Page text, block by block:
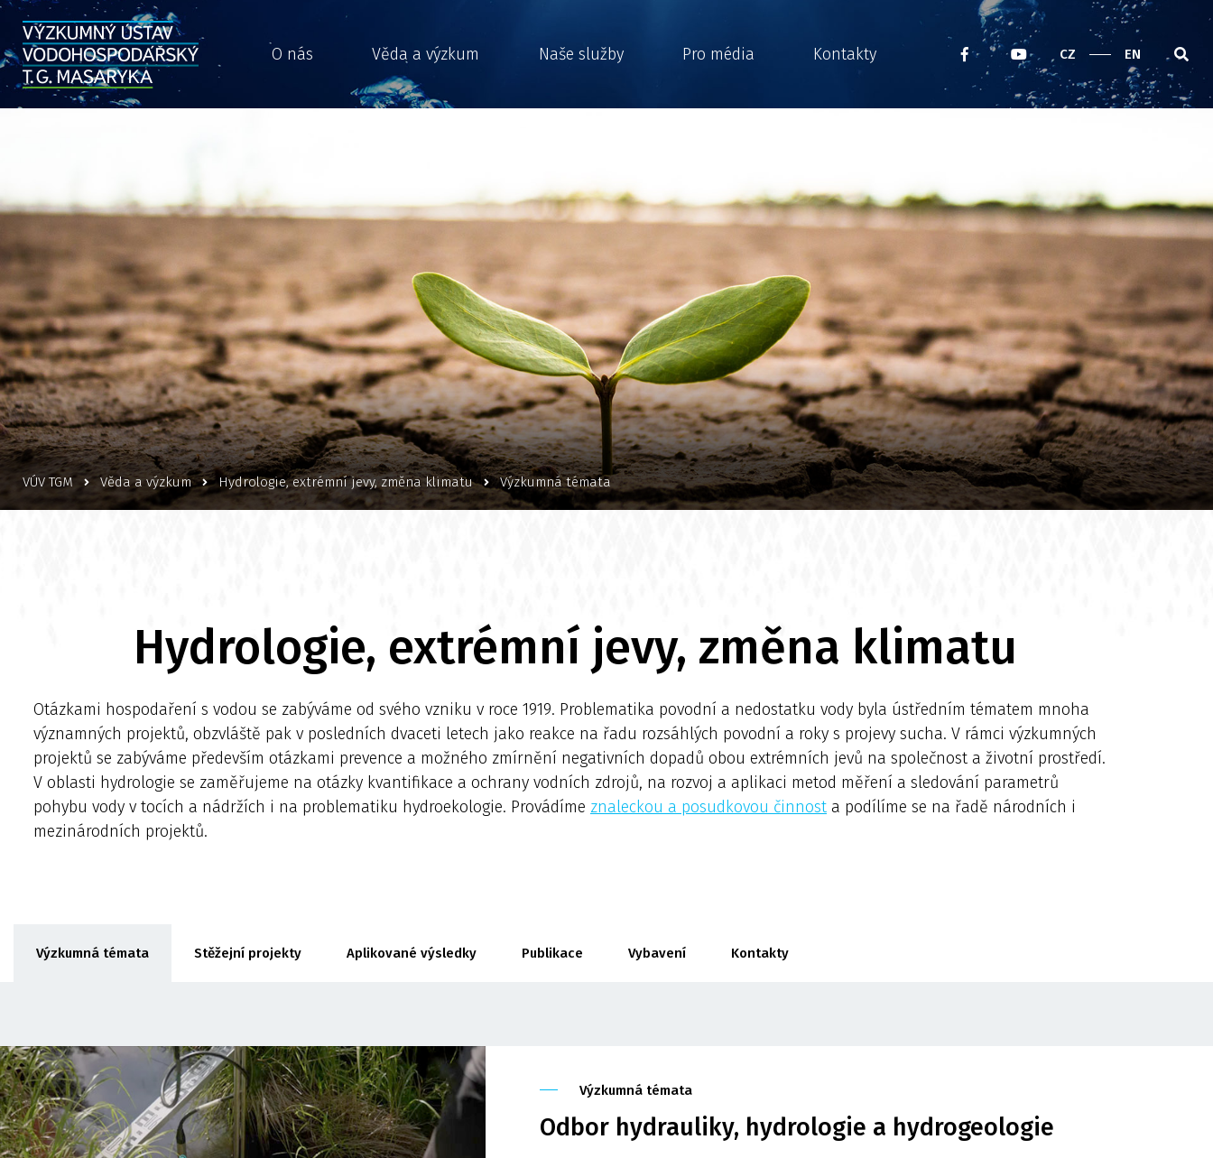
O nás Věda a výzkum Naše služby Pro média Kontakty CZ EN
VÚV TGM Věda a výzkum Hydrologie, extrémní jevy, změna klimatu Výzkumná témata
Hydrologie, extrémní jevy, změna klimatu
Otázkami hospodaření s vodou se zabýváme od svého vzniku v roce 1919. Problematika povodní a nedostatku vody byla ústředním tématem mnoha
významných projektů, obzvláště pak v posledních dvaceti letech jako reakce na řadu rozsáhlých povodní a roky s projevy sucha. V rámci výzkumných
projektů se zabýváme především otázkami prevence a možného zmírnění negativních dopadů obou extrémních jevů na společnost a životní prostředí.
V oblasti hydrologie se zaměřujeme na otázky kvantifikace a ochrany vodních zdrojů, na rozvoj a aplikaci metod měření a sledování parametrů
pohybu vody v tocích a nádržích i na problematiku hydroekologie. Provádíme znaleckou a posudkovou činnost a podílíme se na řadě národních i
mezinárodních projektů.
Výzkumná témata Stěžejní projekty Aplikované výsledky Publikace Vybavení Kontakty
Výzkumná témata
Odbor hydrauliky, hydrologie a hydrogeologie